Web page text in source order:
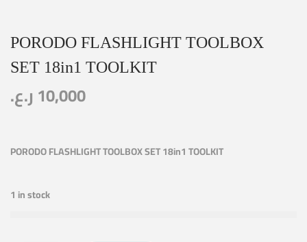
PORODO FLASHLIGHT TOOLBOX
SET 18in1 TOOLKIT
10,000 ر.ع.
PORODO FLASHLIGHT TOOLBOX SET 18in1 TOOLKIT
1 in stock